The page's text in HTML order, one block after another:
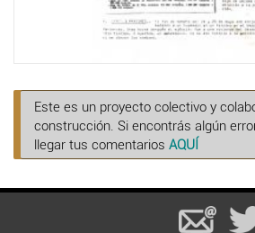
Este es un proyecto colectivo y
construcción. Si encontrás algún
llegar tus comentarios AQUÍ